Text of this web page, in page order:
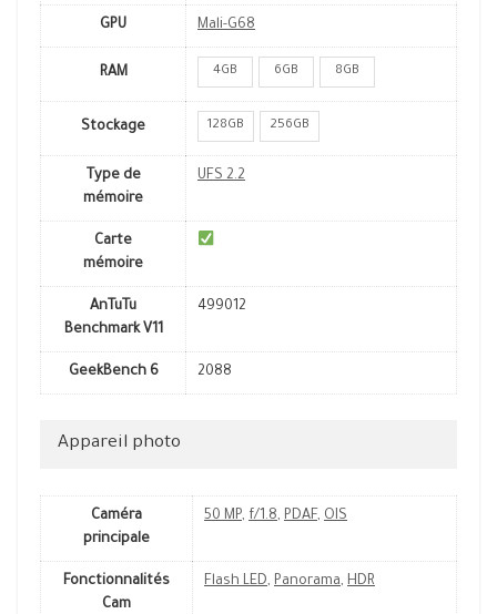
GPU Mali-G68
RAM 4GB 6GB 8GB
Stockage 128GB 256GB
Type de
mémoire
UFS 2.2
Carte
mémoire
AnTuTu
Benchmark V11
499012
GeekBench 6 2088
Appareil photo
Caméra
principale
50 MP, f/1.8, PDAF, OIS
Fonctionnalités
Cam
Flash LED, Panorama, HDR